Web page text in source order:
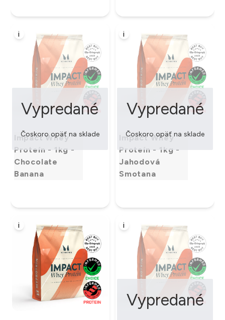
i
Impact Whey
Proteín - 1kg -
Chocolate
Banana
Vypredané
Čoskoro opäť na sklade
i
Impact Whey
Proteín - 1kg -
Jahodová
Smotana
Vypredané
Čoskoro opäť na sklade
i i
Vypredané